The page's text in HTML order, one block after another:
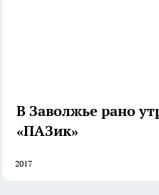
В Заволжье рано
«ПАЗик»
2017